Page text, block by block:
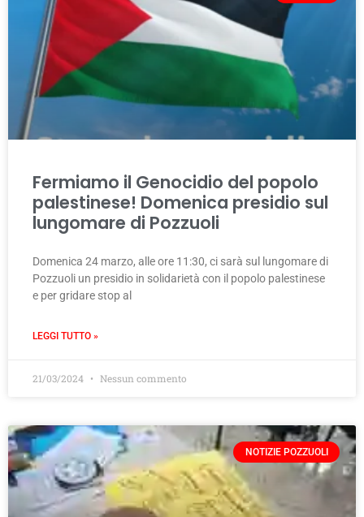
Fermiamo il Genocidio del popolo
palestinese! Domenica presidio sul
lungomare di Pozzuoli
Domenica 24 marzo, alle ore 11:30, ci sarà sul lungomare di
Pozzuoli un presidio in solidarietà con il popolo palestinese
e per gridare stop al
LEGGI TUTTO »
21/03/2024 Nessun commento
NOTIZIE POZZUOLI